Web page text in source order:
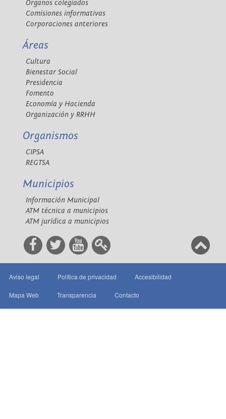
Órganos colegiados
Comisiones informativas
Corporaciones anteriores
Áreas
Cultura
Bienestar Social
Presidencia
Fomento
Economía y Hacienda
Organización y RRHH
Organismos
CIPSA
REGTSA
Municipios
Información Municipal
ATM técnica a municipios
ATM jurídica a municipios
Aviso legal Política de privacidad Accesibilidad
Mapa Web Transparencia Contacto